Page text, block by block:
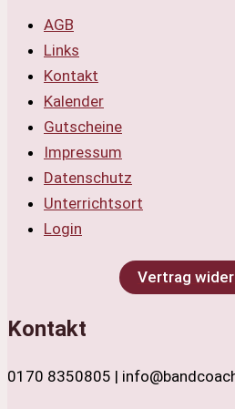
AGB
Links
Kontakt
Kalender
Gutscheine
Impressum
Datenschutz
Unterrichtsort
Login
Vertrag
Kontakt
0170 8350805 |